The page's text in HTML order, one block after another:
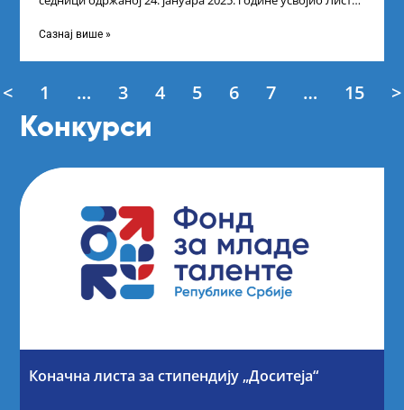
Сазнај више »
< 1 … 3 4 5 6 7 … 15 >
Конкурси
Коначна листа за стипендију „Доситеја“